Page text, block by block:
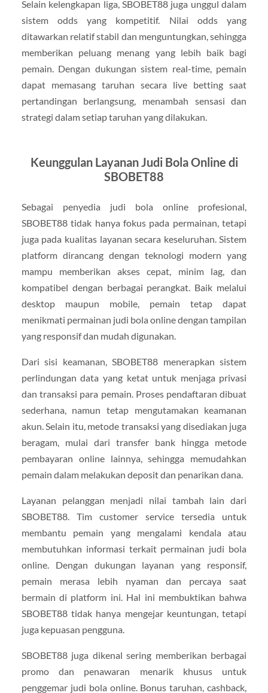
Selain kelengkapan liga, SBOBET88 juga unggul dalam
sistem odds yang kompetitif. Nilai odds yang
ditawarkan relatif stabil dan menguntungkan, sehingga
memberikan peluang menang yang lebih baik bagi
pemain. Dengan dukungan sistem real-time, pemain
dapat memasang taruhan secara live betting saat
pertandingan berlangsung, menambah sensasi dan
strategi dalam setiap taruhan yang dilakukan.
Keunggulan Layanan Judi Bola Online di
SBOBET88
Sebagai penyedia judi bola online profesional,
SBOBET88 tidak hanya fokus pada permainan, tetapi
juga pada kualitas layanan secara keseluruhan. Sistem
platform dirancang dengan teknologi modern yang
mampu memberikan akses cepat, minim lag, dan
kompatibel dengan berbagai perangkat. Baik melalui
desktop maupun mobile, pemain tetap dapat
menikmati permainan judi bola online dengan tampilan
yang responsif dan mudah digunakan.
Dari sisi keamanan, SBOBET88 menerapkan sistem
perlindungan data yang ketat untuk menjaga privasi
dan transaksi para pemain. Proses pendaftaran dibuat
sederhana, namun tetap mengutamakan keamanan
akun. Selain itu, metode transaksi yang disediakan juga
beragam, mulai dari transfer bank hingga metode
pembayaran online lainnya, sehingga memudahkan
pemain dalam melakukan deposit dan penarikan dana.
Layanan pelanggan menjadi nilai tambah lain dari
SBOBET88. Tim customer service tersedia untuk
membantu pemain yang mengalami kendala atau
membutuhkan informasi terkait permainan judi bola
online. Dengan dukungan layanan yang responsif,
pemain merasa lebih nyaman dan percaya saat
bermain di platform ini. Hal ini membuktikan bahwa
SBOBET88 tidak hanya mengejar keuntungan, tetapi
juga kepuasan pengguna.
SBOBET88 juga dikenal sering memberikan berbagai
promo dan penawaran menarik khusus untuk
penggemar judi bola online. Bonus taruhan, cashback,